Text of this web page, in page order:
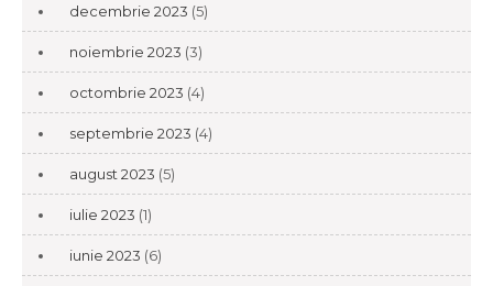
decembrie 2023 (5)
noiembrie 2023 (3)
octombrie 2023 (4)
septembrie 2023 (4)
august 2023 (5)
iulie 2023 (1)
iunie 2023 (6)